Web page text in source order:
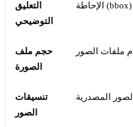
التعليق
التوضيحي
الإحاطة (bbox)
حجم ملف
الصورة
ملفات الصور
تنسيقات
الصور